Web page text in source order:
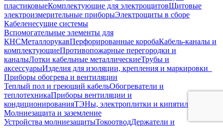
пластиковыеКомплектующие для электрощитовЩитовые
электроизмерительные приборыЭлектрощиты в сборе
Кабеленесущие системы
Вспомогательные элементы для
КНСМеталлорукавПерфорированные коробаКабель-каналы и
комплектующиеПротивопожарные перегородки и
каналыЛотки кабельные металлическиеТрубы и
аксессуарыИзделия для изоляции, крепления и маркировки
Приборы обогрева и вентиляции
Теплый пол и греющий кабельОбогреватели и
теплотехникаПриборы вентиляции и
кондиционированияТЭНы, электроплитки и кипятильники
Молниезащита и заземление
Устройства молниезащитыТокоотводДержатели и